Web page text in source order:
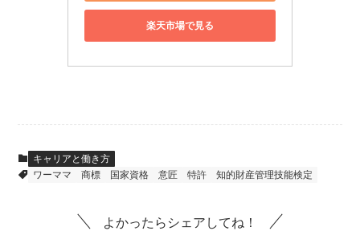
楽天市場で見る
キャリアと働き方
ワーママ
商標 国家資格 意匠 特許 知的財産管理技能検定
よかったらシェアしてね！